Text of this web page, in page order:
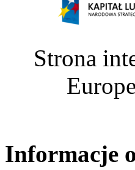
Strona
Informacje